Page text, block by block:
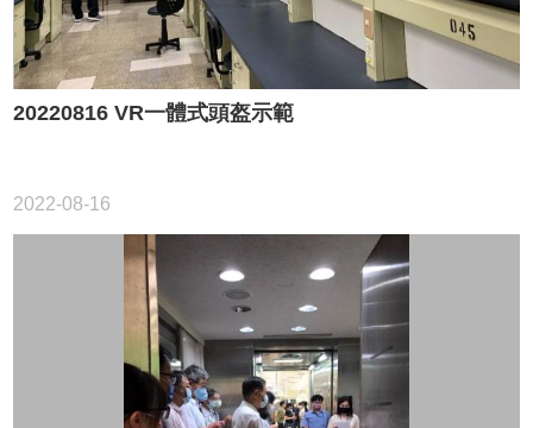
20220816 VR一體式頭盔示範
2022-08-16